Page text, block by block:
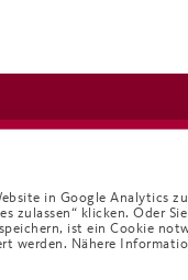
in Google Analytics
zulassen“ klicken. Oder
ist ein Cookie
werden. Nähere